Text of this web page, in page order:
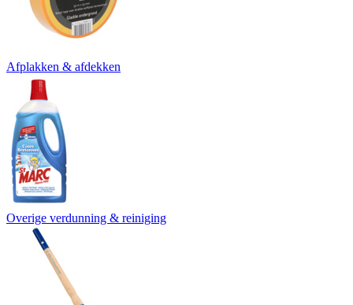
Afplakken & afdekken
Overige verdunning & reiniging